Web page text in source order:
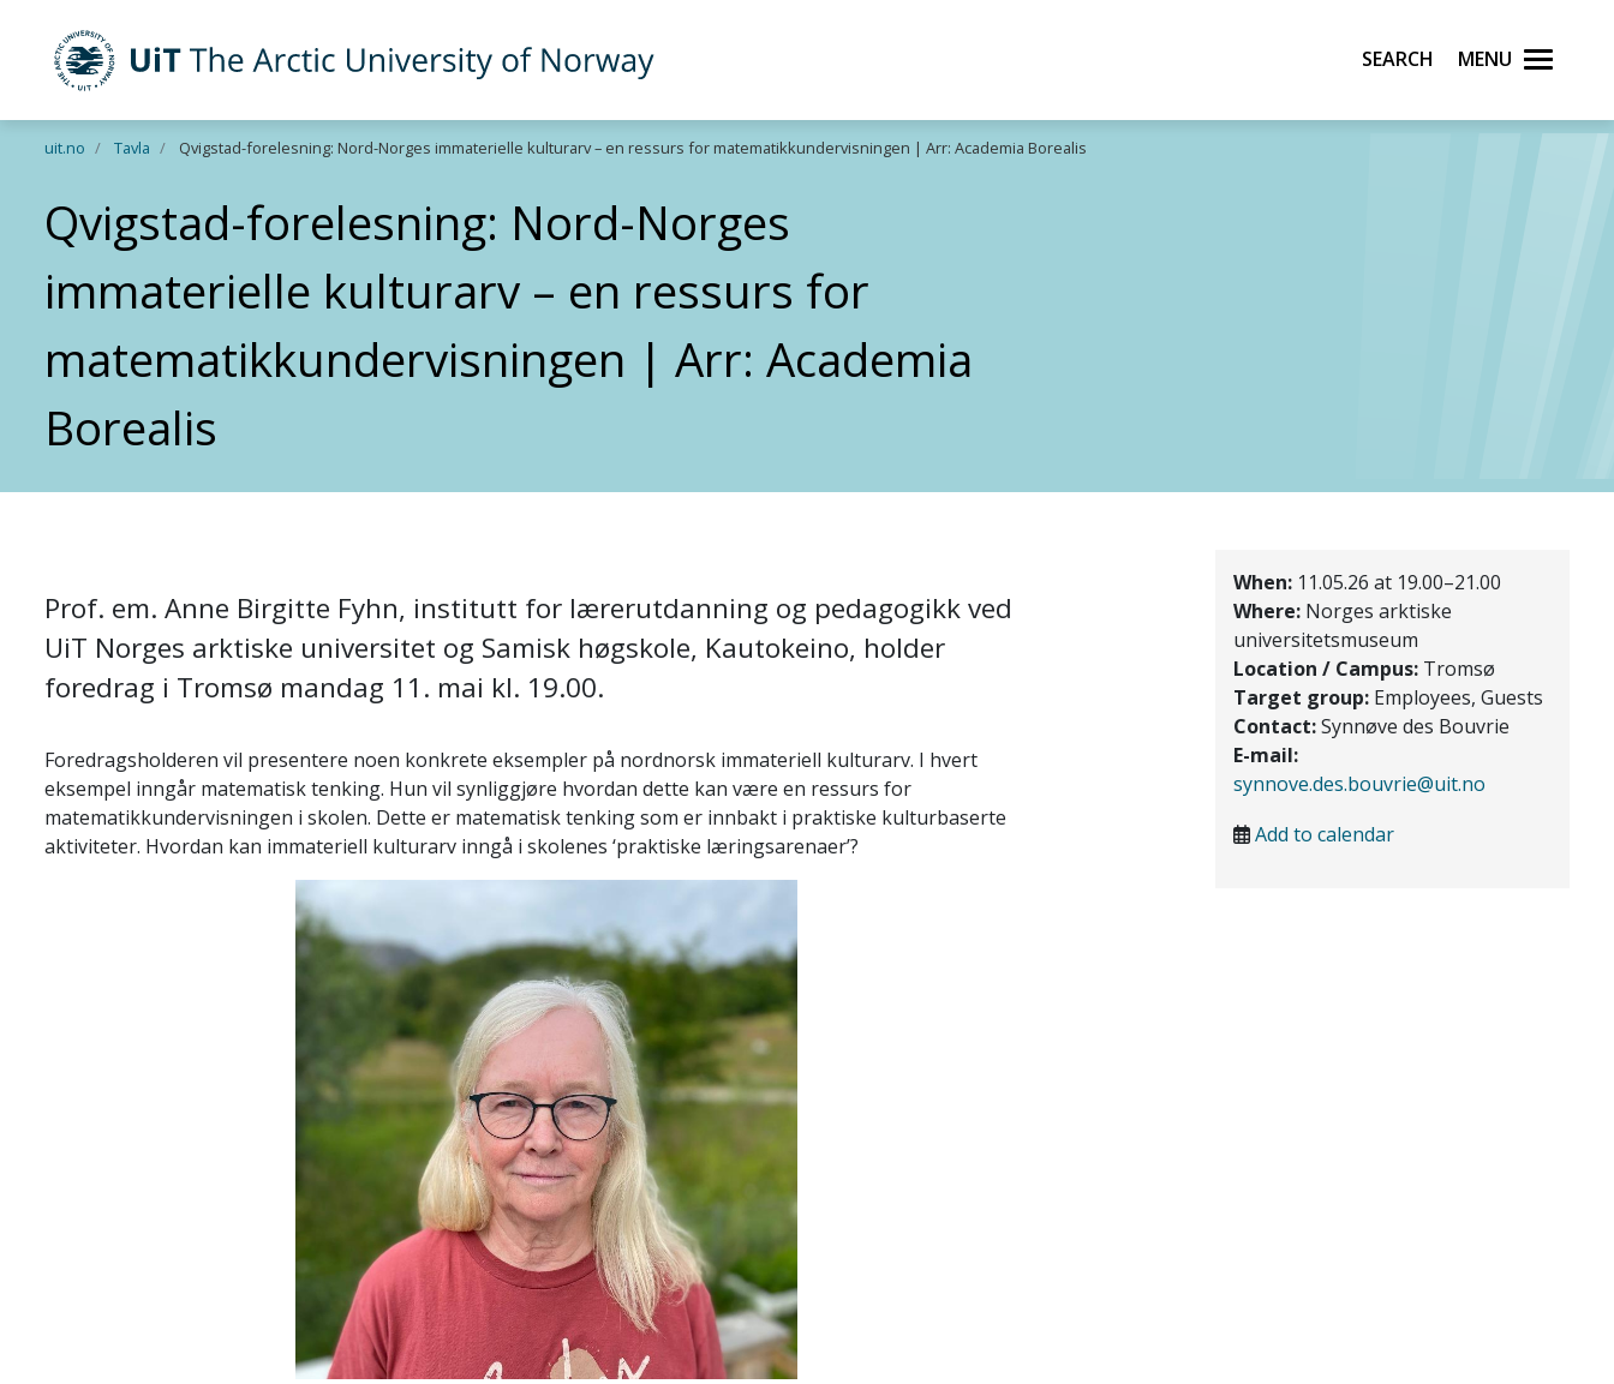
Skip to main content
UiT The Arctic University of Norway Search Menu
uit.no Tavla Qvigstad-forelesning: Nord-Norges immaterielle kulturarv – en ressurs for matematikkundervisningen | Arr: Academia Borealis
Qvigstad-forelesning: Nord-Norges
immaterielle kulturarv – en ressurs for
matematikkundervisningen | Arr: Academia
Borealis
Prof. em. Anne Birgitte Fyhn, institutt for lærerutdanning og pedagogikk ved
UiT Norges arktiske universitet og Samisk høgskole, Kautokeino, holder
foredrag i Tromsø mandag 11. mai kl. 19.00.
Foredragsholderen vil presentere noen konkrete eksempler på nordnorsk immateriell kulturarv. I hvert
eksempel inngår matematisk tenking. Hun vil synliggjøre hvordan dette kan være en ressurs for
matematikkundervisningen i skolen. Dette er matematisk tenking som er innbakt i praktiske kulturbaserte
aktiviteter. Hvordan kan immateriell kulturarv inngå i skolenes ‘praktiske læringsarenaer’?
When:11.05.26 at 19.00–21.00
Where:Norges arktiske
universitetsmuseum
Location / Campus:Tromsø
Target group:Employees, Guests
Contact:Synnøve des Bouvrie
E-mail:
synnove.des.bouvrie@uit.no
Add to calendar